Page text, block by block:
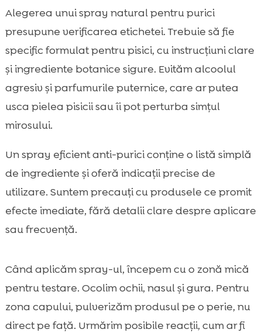
Alegerea unui spray natural pentru purici
presupune verificarea etichetei. Trebuie să fie
specific formulat pentru pisici, cu instrucțiuni clare
și ingrediente botanice sigure. Evităm alcoolul
agresiv și parfumurile puternice, care ar putea
usca pielea pisicii sau îi pot perturba simțul
mirosului.
Un spray eficient anti-purici conține o listă simplă
de ingrediente și oferă indicații precise de
utilizare. Suntem precauți cu produsele ce promit
efecte imediate, fără detalii clare despre aplicare
sau frecvență.
Când aplicăm spray-ul, începem cu o zonă mică
pentru testare. Ocolim ochii, nasul și gura. Pentru
zona capului, pulverizăm produsul pe o perie, nu
direct pe față. Urmărim posibile reacții, cum ar fi